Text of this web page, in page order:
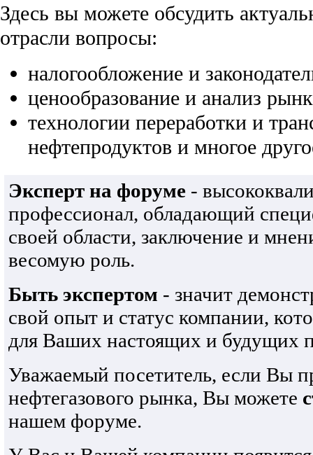
Здесь вы можете обсудить
отрасли вопросы:
налогообложение и
ценообразование и анализ
технологии переработки и
нефтепродуктов и многое
Эксперт на форуме -
профессионал, обладающий
своей области, заключение и
весомую роль.
Быть экспертом - значит
свой опыт и статус компании,
для Ваших настоящих и будущих
Уважаемый посетитель, если Вы
нефтегазового рынка, Вы можете
нашем форуме.